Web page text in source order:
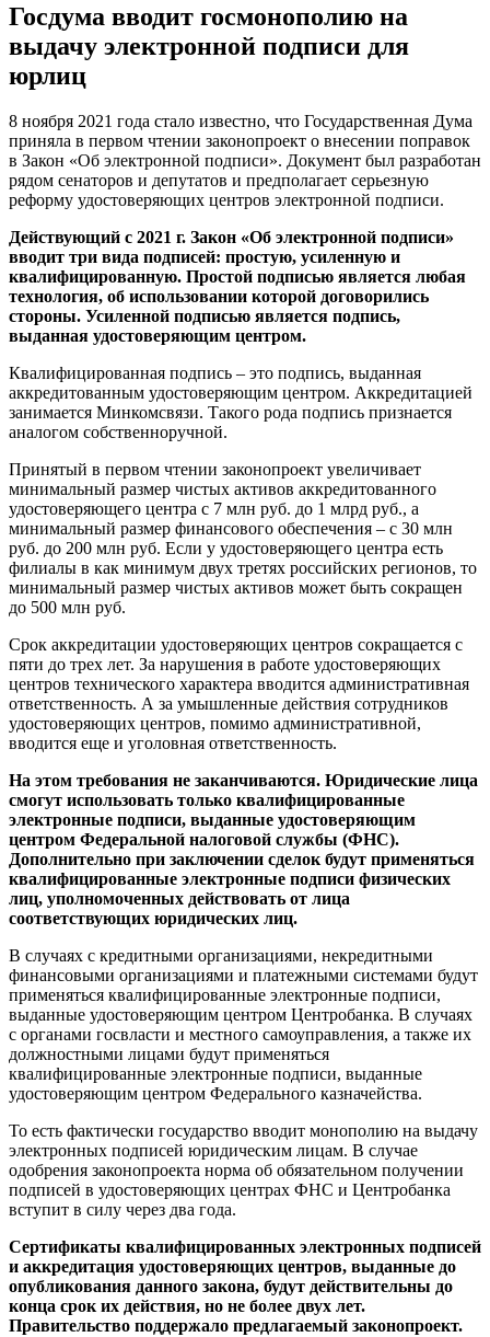
Госдума вводит госмонополию на
выдачу электронной подписи для
юрлиц
8 ноября 2021 года стало известно, что Государственная Дума
приняла в первом чтении законопроект о внесении поправок
в Закон «Об электронной подписи». Документ был разработан
рядом сенаторов и депутатов и предполагает серьезную
реформу удостоверяющих центров электронной подписи.
Действующий с 2021 г. Закон «Об электронной подписи»
вводит три вида подписей: простую, усиленную и
квалифицированную. Простой подписью является любая
технология, об использовании которой договорились
стороны. Усиленной подписью является подпись,
выданная удостоверяющим центром.
Квалифицированная подпись – это подпись, выданная
аккредитованным удостоверяющим центром. Аккредитацией
занимается Минкомсвязи. Такого рода подпись признается
аналогом собственноручной.
Принятый в первом чтении законопроект увеличивает
минимальный размер чистых активов аккредитованного
удостоверяющего центра с 7 млн руб. до 1 млрд руб., а
минимальный размер финансового обеспечения – с 30 млн
руб. до 200 млн руб. Если у удостоверяющего центра есть
филиалы в как минимум двух третях российских регионов, то
минимальный размер чистых активов может быть сокращен
до 500 млн руб.
Срок аккредитации удостоверяющих центров сокращается с
пяти до трех лет. За нарушения в работе удостоверяющих
центров технического характера вводится административная
ответственность. А за умышленные действия сотрудников
удостоверяющих центров, помимо административной,
вводится еще и уголовная ответственность.
На этом требования не заканчиваются. Юридические лица
смогут использовать только квалифицированные
электронные подписи, выданные удостоверяющим
центром Федеральной налоговой службы (ФНС).
Дополнительно при заключении сделок будут применяться
квалифицированные электронные подписи физических
лиц, уполномоченных действовать от лица
соответствующих юридических лиц.
В случаях с кредитными организациями, некредитными
финансовыми организациями и платежными системами будут
применяться квалифицированные электронные подписи,
выданные удостоверяющим центром Центробанка. В случаях
с органами госвласти и местного самоуправления, а также их
должностными лицами будут применяться
квалифицированные электронные подписи, выданные
удостоверяющим центром Федерального казначейства.
То есть фактически государство вводит монополию на выдачу
электронных подписей юридическим лицам. В случае
одобрения законопроекта норма об обязательном получении
подписей в удостоверяющих центрах ФНС и Центробанка
вступит в силу через два года.
Сертификаты квалифицированных электронных подписей
и аккредитация удостоверяющих центров, выданные до
опубликования данного закона, будут действительны до
конца срок их действия, но не более двух лет.
Правительство поддержало предлагаемый законопроект.